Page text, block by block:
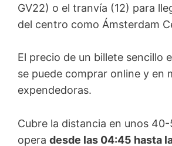
GV22) o el tranvía (12) para
del centro como Ámsterdam
El precio de un billete sencillo
se puede comprar online y en
expendedoras.
Cubre la distancia en unos
opera desde las 04:45 hasta